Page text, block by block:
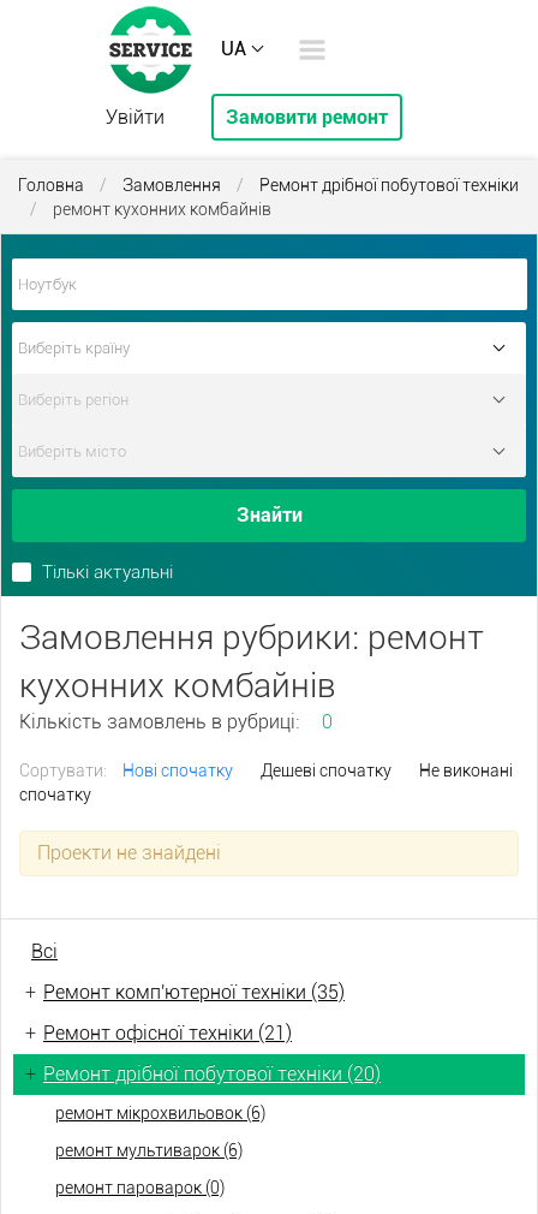
UA
Увійти Замовити ремонт
Головна / Замовлення /
Ремонт дрібної побутової техніки
/
ремонт кухонних комбайнів
Знайти
Тількі актуальні
Замовлення рубрики: ремонт
кухонних комбайнів
Кількість замовлень в рубриці: 0
Сортувати: Нові спочатку Дешеві спочатку
Не виконані
спочатку
Проекти не знайдені
Всі
+ Ремонт комп'ютерної техніки (35)
+ Ремонт офісної техніки (21)
+ Ремонт дрібної побутової техніки (20)
ремонт мікрохвильовок (6)
ремонт мультиварок (6)
ремонт пароварок (0)